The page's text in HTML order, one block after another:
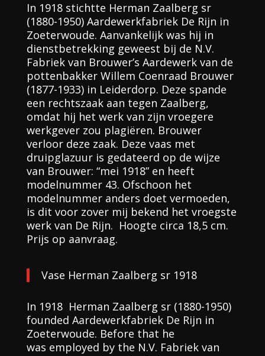
In 1918 stichtte Herman Zaalberg sr
(1880-1950) Aardewerkfabriek De Rijn in
Zoeterwoude. Aanvankelijk was hij in
dienstbetrekking geweest bij de N.V.
Fabriek van Brouwer’s Aardewerk van de
pottenbakker Willem Coenraad Brouwer
(1877-1933) in Leiderdorp. Deze spande
een rechtszaak aan tegen Zaalberg,
omdat hij het werk van zijn vroegere
werkgever zou plagiëren. Brouwer
verloor deze zaak. Deze vaas met
druipglazuur is gedateerd op de wijze
van Brouwer: “mei 1918” en heeft
modelnummer 43. Ofschoon het
modelnummer anders doet vermoeden,
is dit voor zover mij bekend het vroegste
werk van De Rijn. Hoogte circa 18,5 cm.
Prijs op aanvraag.
Vase Herman Zaalberg sr 1918
In 1918 Herman Zaalberg sr (1880-1950)
founded Aardewerkfabriek De Rijn in
Zoeterwoude. Before that he
was employed by the N.V. Fabriek van